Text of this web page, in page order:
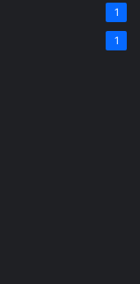
1
1